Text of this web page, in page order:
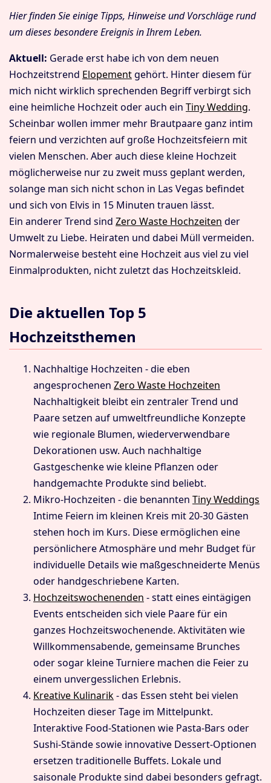
Hier finden Sie einige Tipps, Hinweise und Vorschläge rund
um dieses besondere Ereignis in Ihrem Leben.
Aktuell: Gerade erst habe ich von dem neuen
Hochzeitstrend Elopementgehört. Hinter diesem für
mich nicht wirklich sprechenden Begriff verbirgt sich
eine heimliche Hochzeit oder auch ein Tiny Wedding.
Scheinbar wollen immer mehr Brautpaare ganz intim
feiern und verzichten auf große Hochzeitsfeiern mit
vielen Menschen. Aber auch diese kleine Hochzeit
möglicherweise nur zu zweit muss geplant werden,
solange man sich nicht schon in Las Vegas befindet
und sich von Elvis in 15 Minuten trauen lässt.
Ein anderer Trend sind Zero Waste Hochzeiten der
Umwelt zu Liebe. Heiraten und dabei Müll vermeiden.
Normalerweise besteht eine Hochzeit aus viel zu viel
Einmalprodukten, nicht zuletzt das Hochzeitskleid.
Die aktuellen Top 5
Hochzeitsthemen
Nachhaltige Hochzeiten - die eben
angesprochenen Zero Waste Hochzeiten
Nachhaltigkeit bleibt ein zentraler Trend und
Paare setzen auf umweltfreundliche Konzepte
wie regionale Blumen, wiederverwendbare
Dekorationen usw. Auch nachhaltige
Gastgeschenke wie kleine Pflanzen oder
handgemachte Produkte sind beliebt.
Mikro-Hochzeiten - die benannten Tiny Weddings
Intime Feiern im kleinen Kreis mit 20‐30 Gästen
stehen hoch im Kurs. Diese ermöglichen eine
persönlichere Atmosphäre und mehr Budget für
individuelle Details wie maßgeschneiderte Menüs
oder handgeschriebene Karten.
Hochzeitswochenenden - statt eines eintägigen
Events entscheiden sich viele Paare für ein
ganzes Hochzeitswochenende. Aktivitäten wie
Willkommensabende, gemeinsame Brunches
oder sogar kleine Turniere machen die Feier zu
einem unvergesslichen Erlebnis.
Kreative Kulinarik- das Essen steht bei vielen
Hochzeiten dieser Tage im Mittelpunkt.
Interaktive Food-Stationen wie Pasta-Bars oder
Sushi-Stände sowie innovative Dessert-Optionen
ersetzen traditionelle Buffets. Lokale und
saisonale Produkte sind dabei besonders gefragt.